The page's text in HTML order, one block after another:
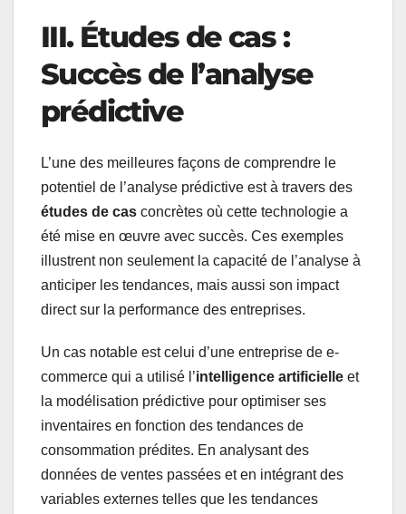
III. Études de cas :
Succès de l’analyse
prédictive
L’une des meilleures façons de comprendre le
potentiel de l’analyse prédictive est à travers des
études de cas concrètes où cette technologie a
été mise en œuvre avec succès. Ces exemples
illustrent non seulement la capacité de l’analyse à
anticiper les tendances, mais aussi son impact
direct sur la performance des entreprises.
Un cas notable est celui d’une entreprise de e-
commerce qui a utilisé l’intelligence artificielle et
la modélisation prédictive pour optimiser ses
inventaires en fonction des tendances de
consommation prédites. En analysant des
données de ventes passées et en intégrant des
variables externes telles que les tendances